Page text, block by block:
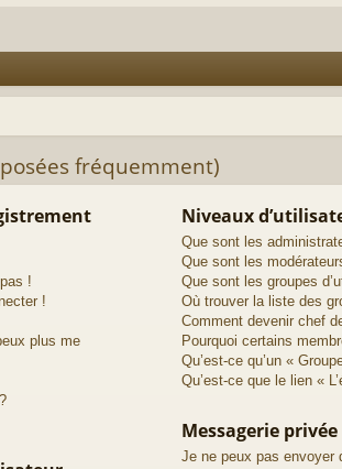
fréquemment)
!
!
plus me
Niveaux
Que sont les
Que sont les
Que sont les groupes
Où trouver la liste des
Comment devenir chef
Pourquoi certains
Qu’est-ce qu’un «
Qu’est-ce que le lien «
Messagerie privée
Je ne peux pas envoyer